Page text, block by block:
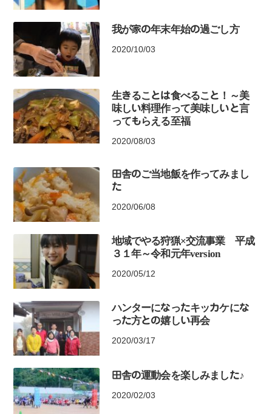
我が家の年末年始の過ごし方
2020/10/03
生きることは食べること！～美
味しい料理作って美味しいと言
ってもらえる至福
2020/08/03
田舎のご当地飯を作ってみまし
た
2020/06/08
地域でやる狩猟×交流事業 平成
３１年～令和元年version
2020/05/12
ハンターになったキッカケにな
った方との嬉しい再会
2020/03/17
田舎の運動会を楽しみました♪
2020/02/03